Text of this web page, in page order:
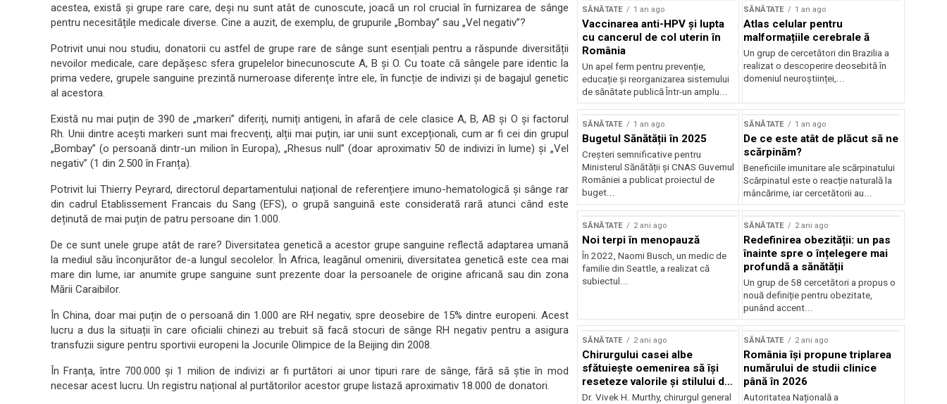
acestea, există și grupe rare care, deși nu sunt atât de cunoscute, joacă un rol crucial în furnizarea de sânge
pentru necesitățile medicale diverse. Cine a auzit, de exemplu, de grupurile „Bombay” sau „Vel negativ”?
Potrivit unui nou studiu, donatorii cu astfel de grupe rare de sânge sunt esențiali pentru a răspunde diversității
nevoilor medicale, care depășesc sfera grupelelor binecunoscute A, B și O. Cu toate că sângele pare identic la
prima vedere, grupele sanguine prezintă numeroase diferențe între ele, în funcție de indivizi și de bagajul genetic
al acestora.
Există nu mai puțin de 390 de „markeri” diferiți, numiți antigeni, în afară de cele clasice A, B, AB și O și factorul
Rh. Unii dintre acești markeri sunt mai frecvenți, alții mai puțin, iar unii sunt excepționali, cum ar fi cei din grupul
„Bombay” (o persoană dintr-un milion în Europa), „Rhesus null” (doar aproximativ 50 de indivizi în lume) și „Vel
negativ” (1 din 2.500 în Franța).
Potrivit lui Thierry Peyrard, directorul departamentului național de referențiere imuno-hematologică și sânge rar
din cadrul Etablissement Francais du Sang (EFS), o grupă sanguină este considerată rară atunci când este
deținută de mai puțin de patru persoane din 1.000.
De ce sunt unele grupe atât de rare? Diversitatea genetică a acestor grupe sanguine reflectă adaptarea umană
la mediul său înconjurător de-a lungul secolelor. În Africa, leagănul omenirii, diversitatea genetică este cea mai
mare din lume, iar anumite grupe sanguine sunt prezente doar la persoanele de origine africană sau din zona
Mării Caraibilor.
În China, doar mai puțin de o persoană din 1.000 are RH negativ, spre deosebire de 15% dintre europeni. Acest
lucru a dus la situații în care oficialii chinezi au trebuit să facă stocuri de sânge RH negativ pentru a asigura
transfuzii sigure pentru sportivii europeni la Jocurile Olimpice de la Beijing din 2008.
În Franța, între 700.000 și 1 milion de indivizi ar fi purtători ai unor tipuri rare de sânge, fără să știe în mod
necesar acest lucru. Un registru național al purtătorilor acestor grupe listază aproximativ 18.000 de donatori.
SĂNĂTATE 1 an ago
Vaccinarea anti-HPV și lupta
cu cancerul de col uterin în
România
Un apel ferm pentru prevenție,
educație și reorganizarea sistemului
de sănătate publică Într-un amplu...
SĂNĂTATE 1 an ago
Atlas celular pentru
malformațiile cerebrale ă
Un grup de cercetători din Brazilia a
realizat o descoperire deosebită în
domeniul neuroștiinței,...
SĂNĂTATE 1 an ago
Bugetul Sănătății în 2025
Creșteri semnificative pentru
Ministerul Sănătății și CNAS Guvernul
României a publicat proiectul de
buget...
SĂNĂTATE 1 an ago
De ce este atât de plăcut să ne
scărpinăm?
Beneficiile imunitare ale scărpinatului
Scărpinatul este o reacție naturală la
mâncărime, iar cercetătorii au...
SĂNĂTATE 2 ani ago
Noi terpi în menopauză
În 2022, Naomi Busch, un medic de
familie din Seattle, a realizat că
subiectul...
SĂNĂTATE 2 ani ago
Redefinirea obezității: un pas
înainte spre o înțelegere mai
profundă a sănătății
Un grup de 58 cercetători a propus o
nouă definiție pentru obezitate,
punând accent...
SĂNĂTATE 2 ani ago
Chirurgului casei albe
sfătuiește oemenirea să își
reseteze valorile și stilului de
viață
Dr. Vivek H. Murthy, chirurgul general
SĂNĂTATE 2 ani ago
România își propune triplarea
numărului de studii clinice
până în 2026
Autoritatea Națională a